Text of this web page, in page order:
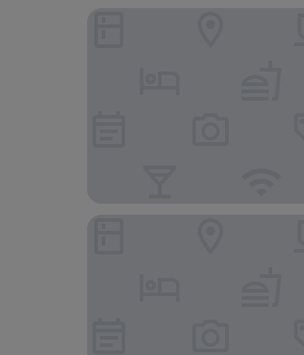
ANDAZ AMSTERDAM,